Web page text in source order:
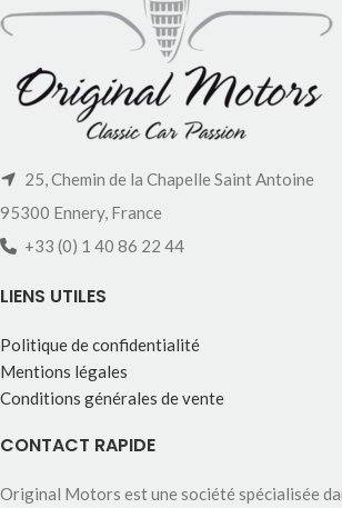
25, Chemin de la Chapelle Saint Antoine
95300 Ennery, France
+33 (0) 1 40 86 22 44
LIENS UTILES
Politique de confidentialité
Mentions légales
Conditions générales de vente
CONTACT RAPIDE
Original Motors est une société spécialisée